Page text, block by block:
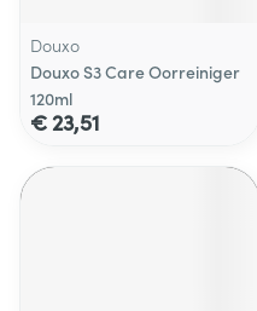
Douxo
Douxo S3 Care Oorreiniger
120ml
€ 23,51